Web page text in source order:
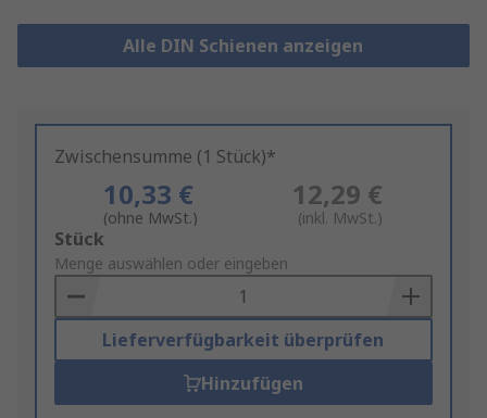
Alle DIN Schienen anzeigen
Zwischensumme (1 Stück)*
10,33 €
(ohne MwSt.)
12,29 €
(inkl. MwSt.)
Add
to
Basket
Stück
Menge auswählen oder eingeben
Lieferverfügbarkeit überprüfen
Hinzufügen